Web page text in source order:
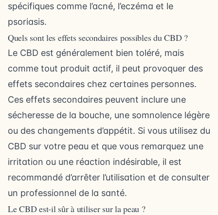
spécifiques comme l’acné, l’eczéma et le
psoriasis.
Quels sont les effets secondaires possibles du CBD ?
Le CBD est généralement bien toléré, mais
comme tout produit actif, il peut provoquer des
effets secondaires chez certaines personnes.
Ces effets secondaires peuvent inclure une
sécheresse de la bouche, une somnolence légère
ou des changements d’appétit. Si vous utilisez du
CBD sur votre peau et que vous remarquez une
irritation ou une réaction indésirable, il est
recommandé d’arrêter l’utilisation et de consulter
un professionnel de la santé.
Le CBD est-il sûr à utiliser sur la peau ?